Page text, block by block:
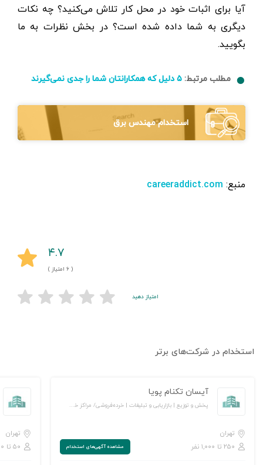
آیا برای اثبات خود در محل کار تلاش می‌کنید؟ چه نکات
دیگری به شما داده شده است؟ در بخش نظرات به ما
بگویید.
مطلب مرتبط: ۵ دلیل که همکارانتان شما را جدی نمی‌گیرند
استخدام مهندس برق
منبع: careeraddict.com
۴.۷
( ۶ امتیاز )
امتیاز دهید
استخدام در شرکت‌های برتر
آیسان تکنام پویا
پخش و توزیع | بازاریابی و تبلیغات | خرده‌فروشی/ مراکز خرید و فروشگاه‌ها | کالاهای مصرفی و تندگردش
تهران
۲۵۰ تا ۱,۰۰۰ نفر
مشاهده‌ آگهی‌های استخدام
تهران
۵۰ تا ۲۵۰ نفر